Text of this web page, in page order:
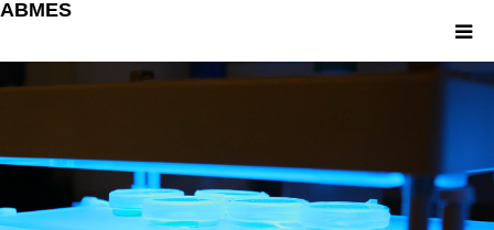
ABMES
研究について
教育について